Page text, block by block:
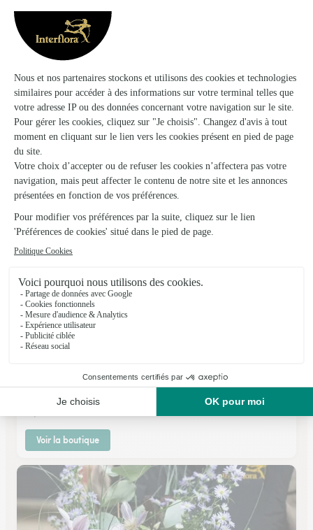
Terre de Couleurs
Bonneville
★★★★ ★ 4.6 (166)
163, avenue des Glières
Voir la boutique
Douvaine
★★ 4.4 (124)
Voir la boutique